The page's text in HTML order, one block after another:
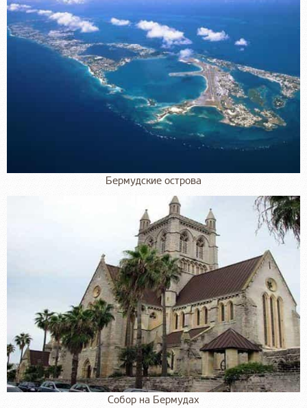
Бермудские острова
Собор на Бермудах